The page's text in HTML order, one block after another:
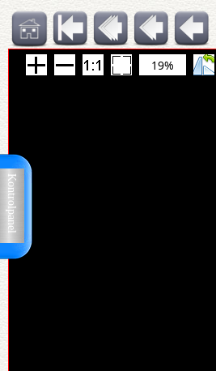
Kontrolpanel
19%